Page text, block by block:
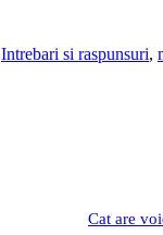
Intrebari si raspunsuri,
Cat are